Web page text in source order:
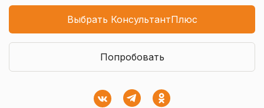
Выбрать КонсультантПлюс
Попробовать